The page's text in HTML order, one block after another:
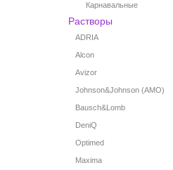
Карнавальные
Растворы
ADRIA
Alcon
Avizor
Johnson&Johnson (AMO)
Bausch&Lomb
DeniQ
Optimed
Maxima